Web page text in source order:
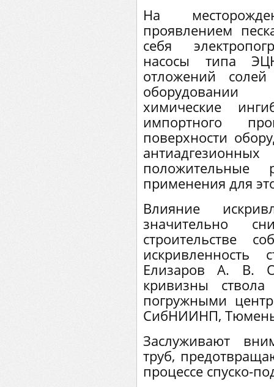
На
проявлением
себя
насосы типа
отложений
оборудовании
химические
импортного
поверхности
положительные
применения для
Влияние
значительно
строительстве
Елизаров А. В.
кривизны ствола
погружными
СибНИИНП,
Заслуживают
труб,
процессе спуско-